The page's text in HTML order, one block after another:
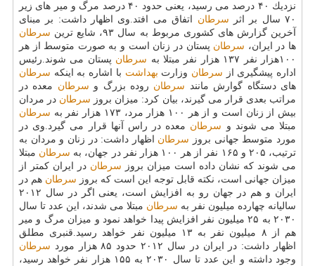
نزدیك ۴۰ درصد می رسید، یعنی حدود ۴۰ درصد مرگ و میر های زیر
۷۰ سال بر اثر
سرطان اتفاق می افتد.وی اظهار داشت: بر مبنای
آخرین گزارش های كشوری مربوط به سال ۹۳، شایع ترین
سرطان
ها در ایران، سرطان پستان در زنان است و به صورت متوسط از هر
۱۰۰هزار نفر ۱۳۷ هزار نفر مبتلا به
سرطان پستان می شوند.رئیس
اداره پیشگیری از سرطان وزارت بهداشت با اشاره به اینكه سرطان
های دستگاه گوارش مانند سرطان روده بزرگ و سرطان معده در
مراتب بعدی قرار می گیرند، بیان كرد: میزان بروز سرطان در مردان
بیش از زنان است و از هر ۱۰۰ هزار مرد، ۱۷۳ هزار نفر به
سرطان
مبتلا می شوند و سرطان معده در راس آنها قرار می گیرد.وی در
مورد متوسط جهانی بروز سرطان اظهار داشت: در زنان و مردان به
ترتیب، ۲۰۵ و ۱۶۵ نفر از هر ۱۰۰ هزار نفر در جهان، به
سرطان مبتلا
می شوند كه نشان داده است میزان بروز سرطان در ایران كمتر از
میزان جهانی است، نكته قابل توجه این است كه بروز سرطان هم در
ایران و هم در جهان رو به افزایش است، یعنی اگر در سال ۲۰۱۲
سالیانه چهارده میلیون نفر به سرطان مبتلا می شدند، این عدد تا سال
۲۰۳۰ به ۲۵ میلیون نفر افزایش پیدا خواهد نمود و میزان مرگ و میر
هم از ۸ میلیون نفر به ۱۳ میلیون نفر خواهد رسید.قنبری مطلق
اظهار داشت: در ایران در سال ۲۰۱۲ حدود ۸۵ هزار مورد
سرطان
وجود داشته و این عدد تا سال ۲۰۳۰ به ۱۵۵ هزار نفر خواهد رسید،